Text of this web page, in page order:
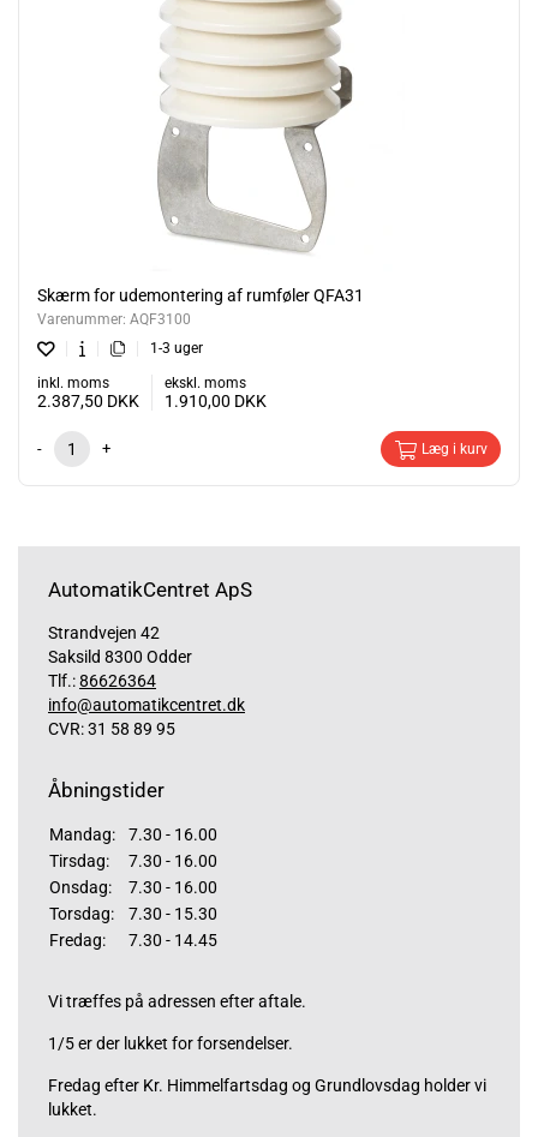
Skærm for udemontering af rumføler QFA31
Varenummer: AQF3100
1-3 uger
inkl. moms
2.387,50 DKK
ekskl. moms
1.910,00 DKK
- + Læg i kurv
AutomatikCentret ApS
Strandvejen 42
Saksild 8300 Odder
Tlf.:86626364
info@automatikcentret.dk
CVR: 31 58 89 95
Åbningstider
Mandag:
7.30 - 16.00
Tirsdag:
7.30 - 16.00
Onsdag:
7.30 - 16.00
Torsdag:
7.30 - 15.30
Fredag:
7.30 - 14.45
Vi træffes på adressen efter aftale.
1/5 er der lukket for forsendelser.
Fredag efter Kr. Himmelfartsdag og Grundlovsdag holder vi
lukket.